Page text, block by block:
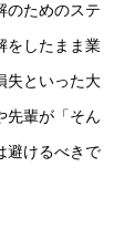
のためのステ
をしたまま業
失といった大
先輩が「そん
避けるべきで